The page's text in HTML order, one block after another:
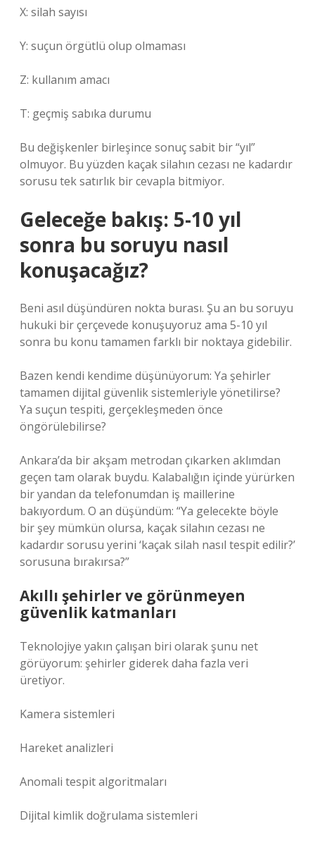
X: silah sayısı
Y: suçun örgütlü olup olmaması
Z: kullanım amacı
T: geçmiş sabıka durumu
Bu değişkenler birleşince sonuç sabit bir “yıl”
olmuyor. Bu yüzden kaçak silahın cezası ne kadardır
sorusu tek satırlık bir cevapla bitmiyor.
Geleceğe bakış: 5-10 yıl
sonra bu soruyu nasıl
konuşacağız?
Beni asıl düşündüren nokta burası. Şu an bu soruyu
hukuki bir çerçevede konuşuyoruz ama 5-10 yıl
sonra bu konu tamamen farklı bir noktaya gidebilir.
Bazen kendi kendime düşünüyorum: Ya şehirler
tamamen dijital güvenlik sistemleriyle yönetilirse?
Ya suçun tespiti, gerçekleşmeden önce
öngörülebilirse?
Ankara’da bir akşam metrodan çıkarken aklımdan
geçen tam olarak buydu. Kalabalığın içinde yürürken
bir yandan da telefonumdan iş maillerine
bakıyordum. O an düşündüm: “Ya gelecekte böyle
bir şey mümkün olursa, kaçak silahın cezası ne
kadardır sorusu yerini ‘kaçak silah nasıl tespit edilir?’
sorusuna bırakırsa?”
Akıllı şehirler ve görünmeyen
güvenlik katmanları
Teknolojiye yakın çalışan biri olarak şunu net
görüyorum: şehirler giderek daha fazla veri
üretiyor.
Kamera sistemleri
Hareket analizleri
Anomali tespit algoritmaları
Dijital kimlik doğrulama sistemleri